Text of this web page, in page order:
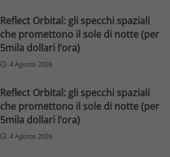
Reflect Orbital: gli specchi spaziali
che promettono il sole di notte (per
5mila dollari l’ora)
4 Agosto 2026
Reflect Orbital: gli specchi spaziali
che promettono il sole di notte (per
5mila dollari l’ora)
4 Agosto 2026